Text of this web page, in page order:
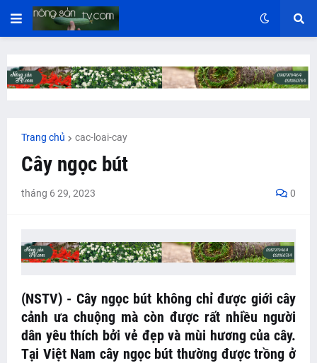
Trang chủ cac-loai-cay
Cây ngọc bút
tháng 6 29, 2023 0
(NSTV) - Cây ngọc bút không chỉ được giới cây
cảnh ưa chuộng mà còn được rất nhiều người
dân yêu thích bởi vẻ đẹp và mùi hương của cây.
Tại Việt Nam cây ngọc bút thường được trồng ở